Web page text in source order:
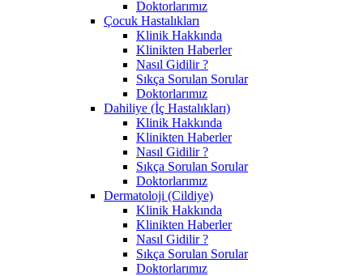
Doktorlarımız
Çocuk Hastalıkları
Klinik Hakkında
Klinikten Haberler
Nasıl Gidilir ?
Sıkça Sorulan Sorular
Doktorlarımız
Dahiliye (İç Hastalıkları)
Klinik Hakkında
Klinikten Haberler
Nasıl Gidilir ?
Sıkça Sorulan Sorular
Doktorlarımız
Dermatoloji (Cildiye)
Klinik Hakkında
Klinikten Haberler
Nasıl Gidilir ?
Sıkça Sorulan Sorular
Doktorlarımız